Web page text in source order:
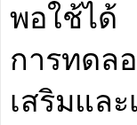
พอใช้ได้
การทดล
เสริมแล